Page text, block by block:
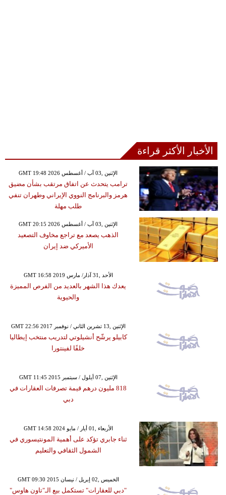
الأخبار الأكثر قراءة
GMT 19:48 2026 الإثنين ,03 آب / أغسطس
ترامب يتحدث عن اتفاق مرتقب بشأن مضيق
هرمز والبرنامج النووي الإيراني وطهران تنفي
طلب مهلة
GMT 20:15 2026 الإثنين ,03 آب / أغسطس
الذهب يصعد مع تراجع مخاوف التصعيد
الأميركي ضد إيران
GMT 16:58 2019 الأحد ,31 آذار/ مارس
يعدك هذا الشهر بالعديد من الفرص المميزة
والحيوية
GMT 22:56 2017 الإثنين ,13 تشرين الثاني / نوفمبر
كابيلو يرشّح أنشيلوتي لتدريب منتخب إيطاليا
خلفًا لفينتورا
GMT 11:45 2015 الإثنين ,07 أيلول / سبتمبر
818 مليون درهم قيمة تصرفات العقارات في
دبي
GMT 14:58 2024 الأربعاء ,01 أيار / مايو
ثناء جابري تؤكد على أهمية المونتيسوري في
الشمول الثقافي والتعليم
GMT 09:30 2015 الخميس ,02 إبريل / نيسان
"دبي للعقارات" تستكمل بيع الـ"تاون هاوس"